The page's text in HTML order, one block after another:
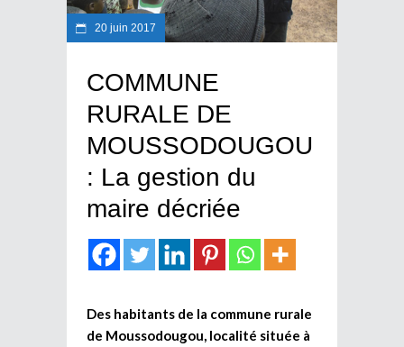
20 juin 2017
COMMUNE
RURALE DE
MOUSSODOUGOU
: La gestion du
maire décriée
Des habitants de la commune rurale
de Moussodougou, localité située à